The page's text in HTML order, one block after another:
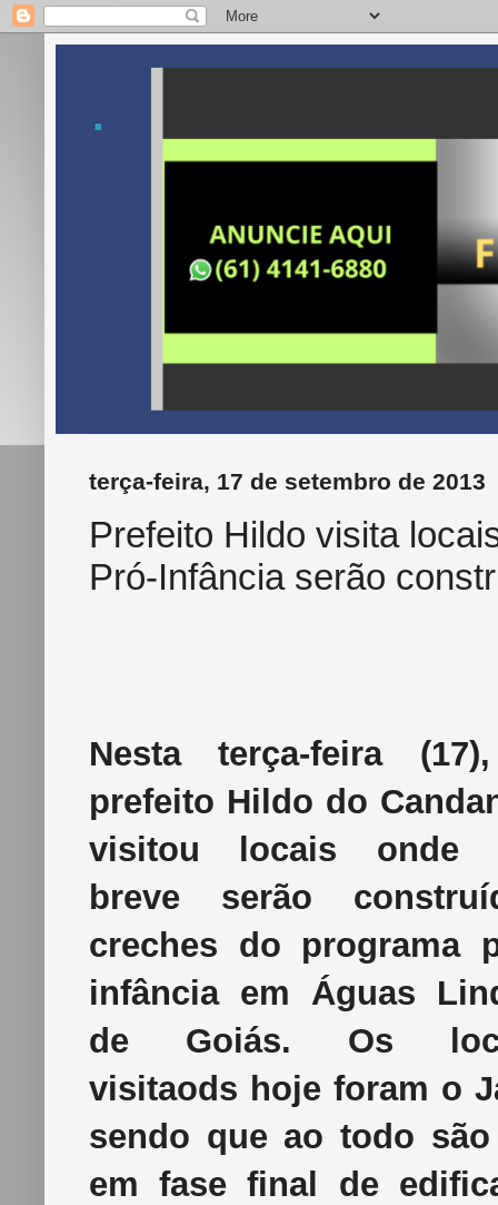
.
terça-feira, 17 de setembro de 2013
Prefeito Hildo visita
Pró-Infância serão
Nesta terça-feira
prefeito Hildo do
visitou locais onde
breve serão
creches do programa
infância em Águas
de Goiás. Os
visitaods hoje foram o
sendo que ao todo
em fase final de